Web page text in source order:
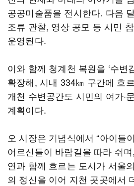
공공미술품을 전시한다. 다음
조류 관찰, 영상 공모 등 시민
운영된다.
이와 함께 청계천 복원을 ‘수변
확장해, 시내 334㎞ 구간에 흐
개천 수변공간도 시민의 여가·
계획이다.
오 시장은 기념식에서 “아이들
어르신들이 바람길을 따라 쉬
연과 함께 흐르는 도시가 서울
의 정신을 이어 지천 곳곳에서